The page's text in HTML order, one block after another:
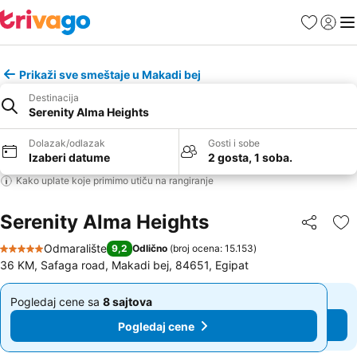
FavoritiPrijavi
Prikaži sve smeštaje u Makadi bej
Destinacija
Serenity Alma Heights
Dolazak/odlazak
Izaberi datume
Gosti i sobe
2 gosta, 1 soba.
Kako uplate koje primimo utiču na rangiranje
Serenity Alma Heights Deli
5 Zvezdice
Odmaralište 9,2 Odlično (broj ocena: 15.153)
36 KM, Safaga road, Makadi bej, 84651, Egipat
Pogledaj cene sa 8 sajtova
Od
Pogledaj cene
Pogledaj cene sa 8 sajtova
Od
107 € Pogledaj cene